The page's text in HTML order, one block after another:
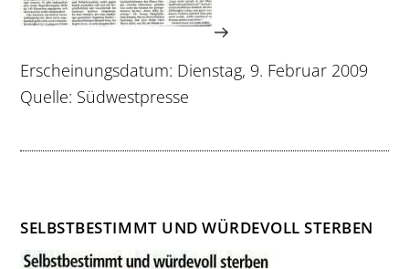
Erscheinungsdatum: Dienstag, 9. Februar 2009
Quelle: Südwestpresse
SELBSTBESTIMMT UND WÜRDEVOLL STERBEN